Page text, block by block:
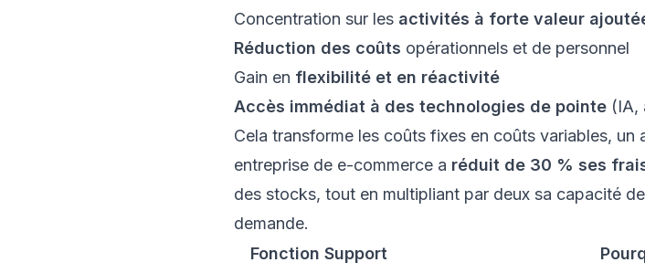
Concentration sur les activités à forte valeur
Réduction des coûts opérationnels et de personnel
Gain en flexibilité et en réactivité
Accès immédiat à des technologies de pointe (IA,
Cela transforme les coûts fixes en coûts variables, un
entreprise de e-commerce a réduit de 30 % ses
des stocks, tout en multipliant par deux sa capacité
demande.
Fonction Support